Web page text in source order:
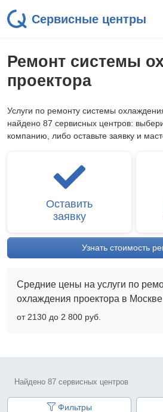
Сервисные центры
Ремонт системы
проектора
Услуги по ремонту системы
найдено 87 сервисных центров:
компанию, либо оставьте заявку и
Оставить
заявку
Узнать стоимость
Средние цены на услуги по
охлаждения проектора в Москве
от 2130 до 2 800 pyб.
Найдено 87 сервисных центров
Фильтры